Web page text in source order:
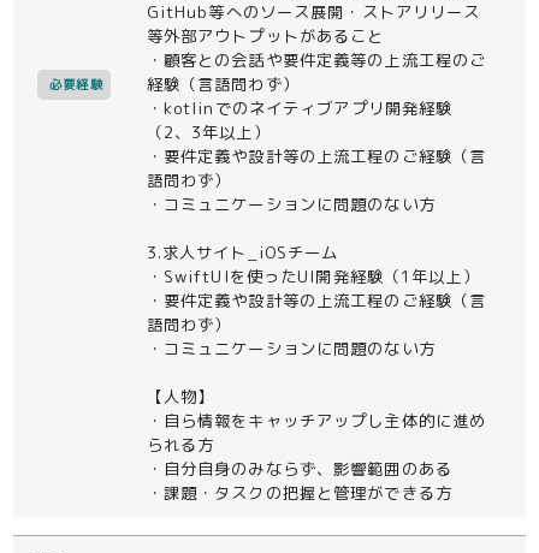
必要経験
GitHub等へのソース展開・ストアリリース
等外部アウトプットがあること
・顧客との会話や要件定義等の上流工程のご
経験（言語問わず）
・kotlinでのネイティブアプリ開発経験
（2、3年以上）
・要件定義や設計等の上流工程のご経験（言
語問わず）
・コミュニケーションに問題のない方
3.求人サイト_iOSチーム
・SwiftUIを使ったUI開発経験（1年以上）
・要件定義や設計等の上流工程のご経験（言
語問わず）
・コミュニケーションに問題のない方
【人物】
・自ら情報をキャッチアップし主体的に進め
られる方
・自分自身のみならず、影響範囲のある
・課題・タスクの把握と管理ができる方